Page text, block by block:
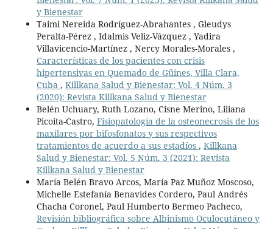
y Bienestar
Taimi Nereida Rodríguez-Abrahantes , Gleudys
Peralta-Pérez , Idalmis Veliz-Vázquez , Yadira
Villavicencio-Martínez , Nercy Morales-Morales ,
Características de los pacientes con crisis
hipertensivas en Quemado de Güines, Villa Clara,
Cuba , Killkana Salud y Bienestar: Vol. 4 Núm. 3
(2020): Revista Killkana Salud y Bienestar
Belén Uchuary, Ruth Lozano, Cisne Merino, Liliana
Picoita-Castro, Fisiopatología de la osteonecrosis de los
maxilares por bifosfonatos y sus respectivos
tratamientos de acuerdo a sus estadíos , Killkana
Salud y Bienestar: Vol. 5 Núm. 3 (2021): Revista
Killkana Salud y Bienestar
María Belén Bravo Arcos, María Paz Muñoz Moscoso,
Michelle Estefanía Benavides Cordero, Paul Andrés
Chacha Coronel, Paul Humberto Bermeo Pacheco,
Revisión bibliográfica sobre Albinismo Oculocutáneo y